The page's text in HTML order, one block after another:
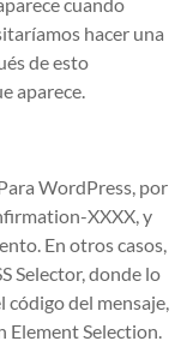
cuando
hacer una
de esto
aparece.
WordPress, por
XXXX, y
En otros casos,
Selector, donde lo
código del mensaje,
Element Selection.